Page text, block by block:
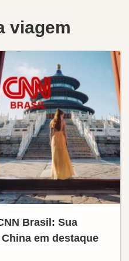
viagem
Brasil: Sua
em destaque